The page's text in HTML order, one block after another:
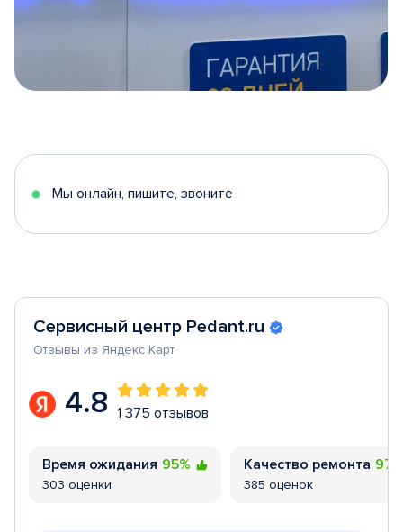
5
Мы онлайн, пишите, звоните
Сервисный центр Pedant.ru
Отзывы из Яндекс Карт
4.8 1 375 отзывов
Время ожидания 95%
303 оценки
Качество ремонта
385 оценок